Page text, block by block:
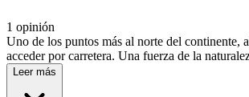
1 opinión
Uno de los puntos más al norte del continente,
acceder por carretera. Una fuerza de la
Leer más